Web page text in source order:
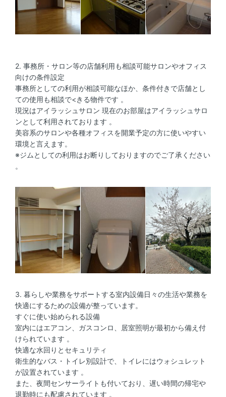
2. 事務所・サロン等の店舗利用も相談可能サロンやオフィス
向けの条件設定
事務所としての利用が相談可能なほか、条件付きで店舗とし
ての使用も相談で<きる物件です 。
現況はアイラッシュサロン 現在のお部屋はアイラッシュサロ
ンとして利用されております 。
美容系のサロンや各種オフィスを開業予定の方に使いやすい
環境と言えます。
※ジムとしての利用はお断りしておりますのでご了承ください
。
3. 暮らしや業務をサポートする室内設備日々の生活や業務を
快適にするための設備が整っています。
すぐに使い始められる設備
室内にはエアコン、ガスコンロ、居室照明が最初から備え付
けられています 。
快適な水回りとセキュリティ
衛生的なバス・トイレ別設計で、トイレにはウォシュレット
が設置されています 。
また、夜間センサーライトも付いており、遅い時間の帰宅や
退勤時にも配慮されています 。